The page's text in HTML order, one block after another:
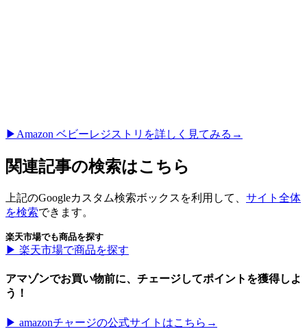
▶︎Amazon ベビーレジストリを詳しく見てみる→
関連記事の検索はこちら
上記のGoogleカスタム検索ボックスを利用して、 サイト全体
を検索できます。
楽天市場でも商品を探す
▶︎ 楽天市場で商品を探す
アマゾンでお買い物前に、チェージしてポイントを獲得しよ
う！
▶︎ amazonチャージの公式サイトはこちら→